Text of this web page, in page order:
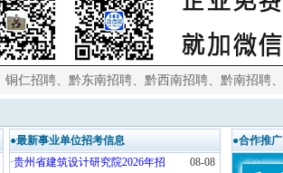
铜仁招聘、 黔东南招聘、 黔西南招聘、 黔南招聘、
●最新事业单位招考信息
·贵州省建筑设计研究院2026年招
08-08
●合作推广